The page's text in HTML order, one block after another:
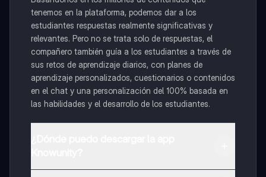
tenemos en la plataforma, podemos dar a los
estudiantes respuestas realmente significativas y
relevantes. Pero no se trata solo de respuestas, el
compañero también guía a los estudiantes a través de
sus retos de aprendizaje diarios, con planes de
aprendizaje personalizados, cuestionarios o contenidos
en el chat y una personalización del 100% basada en
las habilidades y el desarrollo de los estudiantes.